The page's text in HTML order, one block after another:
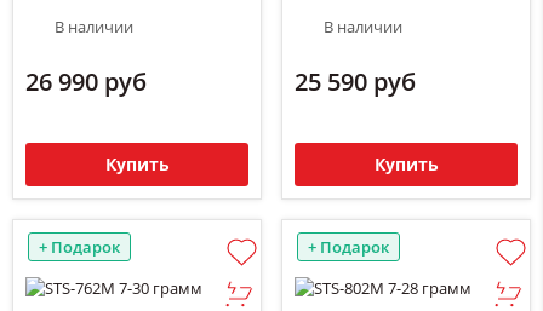
В наличии
26 990 руб
Купить
В наличии
25 590 руб
Купить
+ Подарок + Подарок